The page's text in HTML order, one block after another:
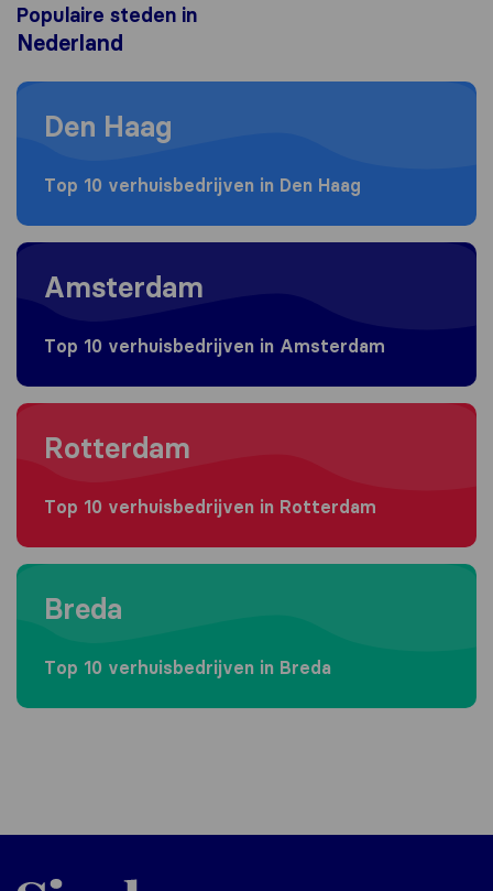
Populaire steden in
Nederland
Moving to Den Haag
Den Haag
Top 10 verhuisbedrijven in Den Haag
Moving to Amsterdam
Amsterdam
Top 10 verhuisbedrijven in Amsterdam
Moving to Rotterdam
Rotterdam
Top 10 verhuisbedrijven in Rotterdam
Moving to Breda
Breda
Top 10 verhuisbedrijven in Breda
Sirelo.nl